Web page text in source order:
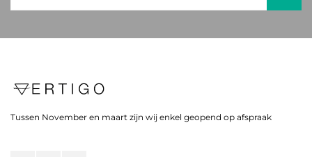
Tussen November en maart zijn wij enkel geopend op afspraak